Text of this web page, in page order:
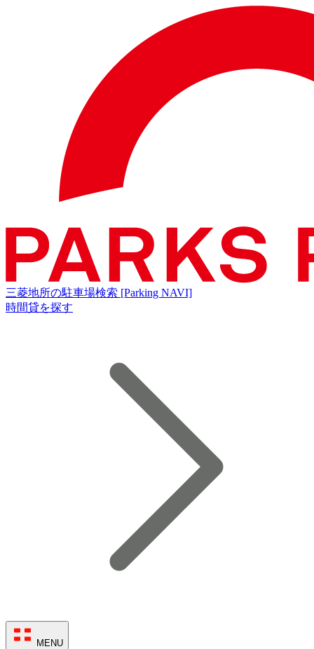
三菱地所の駐車場検索 [Parking NAVI]
時間貸を探す
MENU